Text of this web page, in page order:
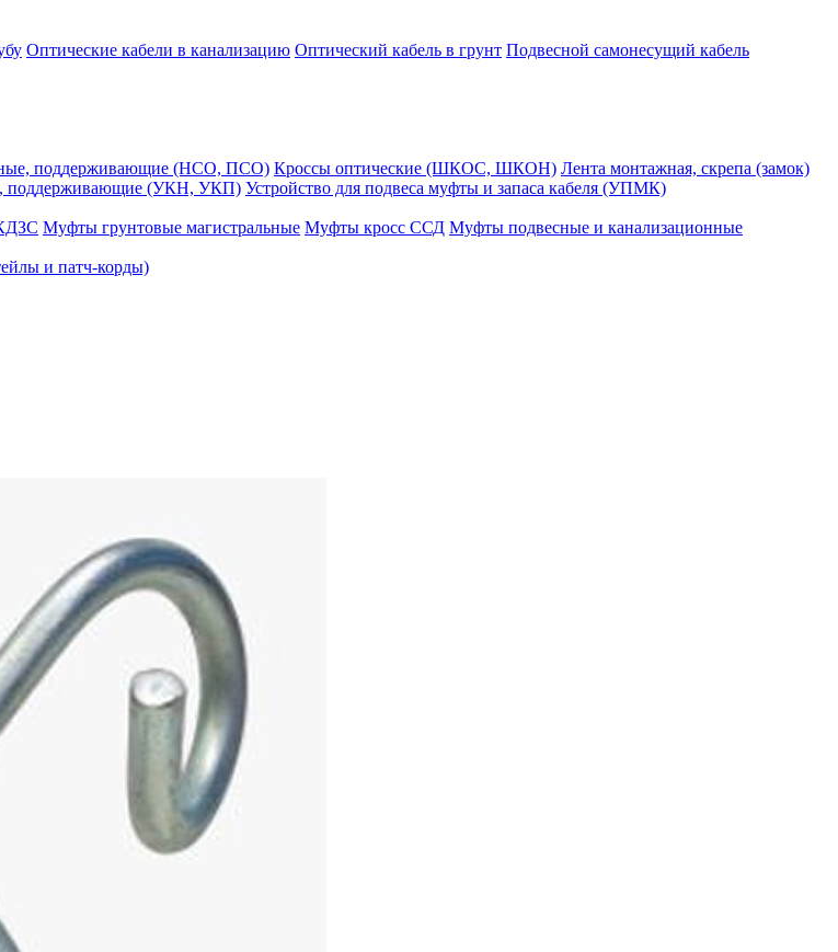
Оптические кабели в канализацию Оптический кабель в грунт Подвесной самонесущий кабель
поддерживающие (НСО, ПСО) Кроссы оптические (ШКОС, ШКОН) Лента монтажная, скрепа (замок)
поддерживающие (УКН, УКП) Устройство для подвеса муфты и запаса кабеля (УПМК)
Муфты грунтовые магистральные Муфты кросс ССД Муфты подвесные и канализационные
и патч-корды)